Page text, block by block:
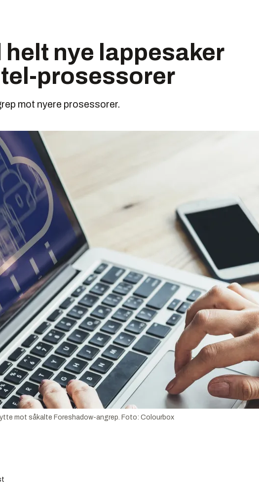
nye lappe­saker
prosessorer
mot nyere prosessorer.
mot såkalte Foreshadow-angrep. Foto: Colourbox